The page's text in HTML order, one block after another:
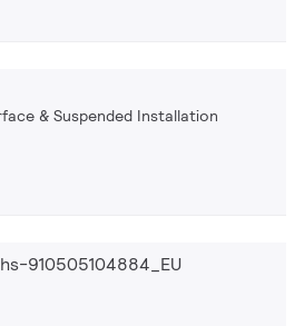
& Suspended Installation
910505104884_EU